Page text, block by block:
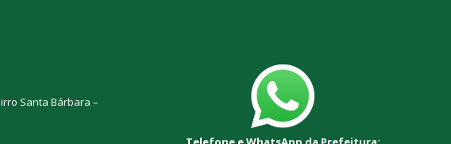
Santa Bárbara –